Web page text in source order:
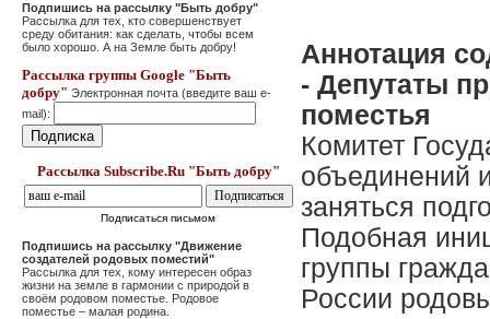
Подпишись на рассылку "Быть добру"
Рассылка для тех, кто совершенствует
среду обитания: как сделать, чтобы всем
было хорошо. А на Земле быть добру!
Рассылка группы Google "Быть
добру" Электронная почта (введите ваш e-
mail):
Рассылка Subscribe.Ru "Быть добру"
Подписаться письмом
Подпишись на рассылку "Движение
создателей родовых поместий"
Рассылка для тех, кому интересен образ
жизни на земле в гармонии с природой в
своём родовом поместье. Родовое
поместье – малая родина.
Аннотация
- Депутаты
поместья
Комитет
объединений
заняться
Подобная
группы
России